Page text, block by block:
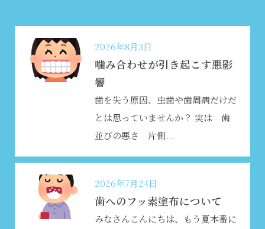
2026年8月3日
噛み合わせが引き起こす悪影
響
歯を失う原因、虫歯や歯周病だけだ
とは思っていませんか？ 実は 歯
並びの悪さ 片側...
2026年7月24日
歯へのフッ素塗布について
みなさんこんにちは、もう夏本番に